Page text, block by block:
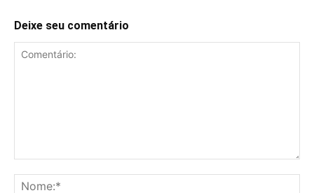
Deixe seu comentário